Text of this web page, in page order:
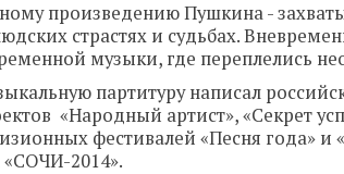
произведению Пушкина -
страстях и судьбах.
музыки, где переплелись
партитуру написал
«Народный артист», «Секрет
фестивалей «Песня года» и
2014».